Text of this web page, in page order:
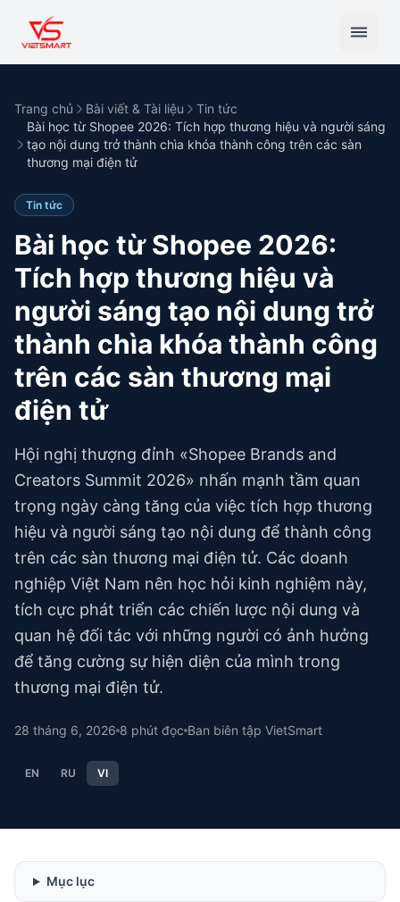
Trang chủ Bài viết & Tài liệu
Tin tức
Bài học từ Shopee 2026: Tích hợp thương hiệu và người sáng
tạo nội dung trở thành chìa khóa thành công trên các sàn
thương mại điện tử
Tin tức
Bài học từ Shopee 2026:
Tích hợp thương hiệu và
người sáng tạo nội dung trở
thành chìa khóa thành công
trên các sàn thương mại
điện tử
Hội nghị thượng đỉnh «Shopee Brands and
Creators Summit 2026» nhấn mạnh tầm quan
trọng ngày càng tăng của việc tích hợp thương
hiệu và người sáng tạo nội dung để thành công
trên các sàn thương mại điện tử. Các doanh
nghiệp Việt Nam nên học hỏi kinh nghiệm này,
tích cực phát triển các chiến lược nội dung và
quan hệ đối tác với những người có ảnh hưởng
để tăng cường sự hiện diện của mình trong
thương mại điện tử.
28 tháng 6, 2026 8 phút đọc Ban biên tập VietSmart
EN RU VI
Mục lục